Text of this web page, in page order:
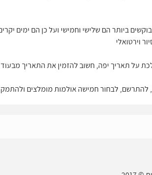
ביותר הם שלישי וחמישי ועל כן הם ימים
להתרשם, לבחור חמישה אולמות מומלצים